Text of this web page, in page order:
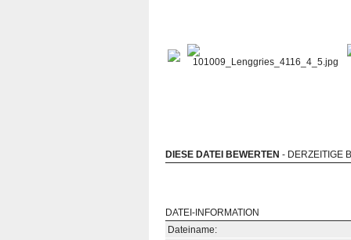
DIESE DATEI BEWERTEN - DERZEITIGE
DATEI-INFORMATION
Dateiname: